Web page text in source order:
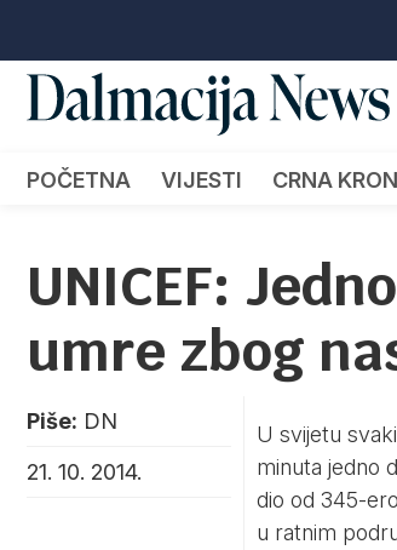
POČETNA VIJESTI CRNA
UNICEF:
umre zbog
Piše: DN
21. 10. 2014.
U svijetu
minuta jedno
dio od 345-
u ratnim